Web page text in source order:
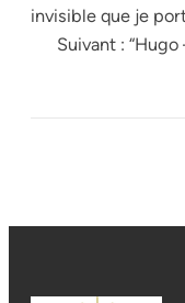
invisible que je
Suivant :